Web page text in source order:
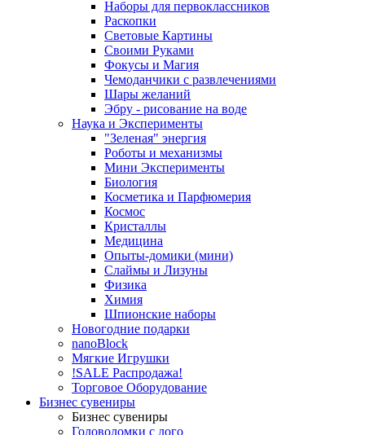
Наборы для первоклассников
Раскопки
Световые Картины
Своими Руками
Фокусы и Магия
Чемоданчики с развлечениями
Шары желаний
Эбру - рисование на воде
Наука и Эксперименты
"Зеленая" энергия
Роботы и механизмы
Мини Эксперименты
Биология
Косметика и Парфюмерия
Космос
Кристаллы
Медицина
Опыты-домики (мини)
Слаймы и Лизуны
Физика
Химия
Шпионские наборы
Новогодние подарки
nanoBlock
Мягкие Игрушки
!SALE Распродажа!
Торговое Оборудование
Бизнес сувениры
Бизнес сувениры
Головоломки с лого